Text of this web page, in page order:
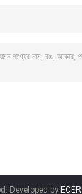
Developed by ECER